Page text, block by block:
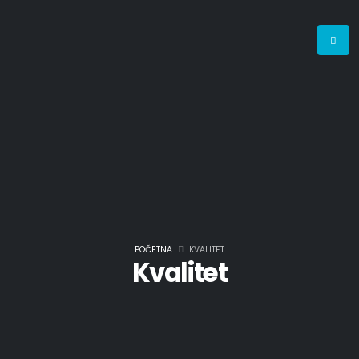
Kvalitet
POČETNA KVALITET